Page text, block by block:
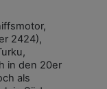
2424),
in den 20er
als